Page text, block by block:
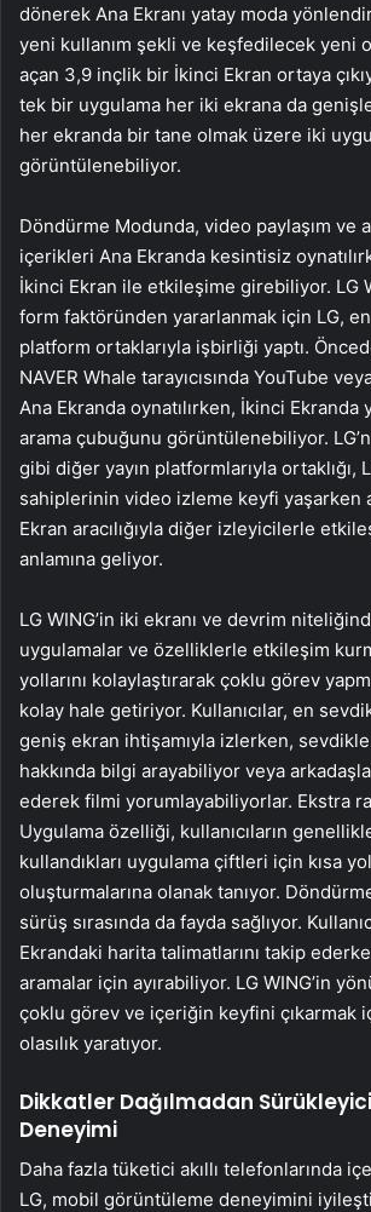
dönerek Ana Ekranı yatay moda
yeni kullanım şekli ve keşfedilecek yeni
açan 3,9 inçlik bir İkinci Ekran ortaya
tek bir uygulama her iki ekrana da
her ekranda bir tane olmak üzere iki
görüntülenebiliyor.
Döndürme Modunda, video paylaşım ve
içerikleri Ana Ekranda kesintisiz
İkinci Ekran ile etkileşime girebiliyor. LG
form faktöründen yararlanmak için LG,
platform ortaklarıyla işbirliği yaptı.
NAVER Whale tarayıcısında YouTube
Ana Ekranda oynatılırken, İkinci Ekranda
arama çubuğunu görüntülenebiliyor.
gibi diğer yayın platformlarıyla ortaklığı,
sahiplerinin video izleme keyfi yaşarken
Ekran aracılığıyla diğer izleyicilerle
anlamına geliyor.
LG WING’in iki ekranı ve devrim
uygulamalar ve özelliklerle etkileşim
yollarını kolaylaştırarak çoklu görev
kolay hale getiriyor. Kullanıcılar, en
geniş ekran ihtişamıyla izlerken,
hakkında bilgi arayabiliyor veya
ederek filmi yorumlayabiliyorlar. Ekstra
Uygulama özelliği, kullanıcıların
kullandıkları uygulama çiftleri için kısa
oluşturmalarına olanak tanıyor.
sürüş sırasında da fayda sağlıyor.
Ekrandaki harita talimatlarını takip
aramalar için ayırabiliyor. LG WING’in
çoklu görev ve içeriğin keyfini çıkarmak
olasılık yaratıyor.
Dikkatler Dağılmadan
Deneyimi
Daha fazla tüketici akıllı telefonlarında
LG, mobil görüntüleme deneyimini